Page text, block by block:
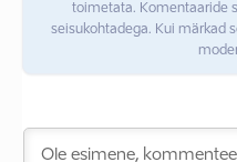
toimetata. Komentaaride
seisukohtadega. Kui märkad